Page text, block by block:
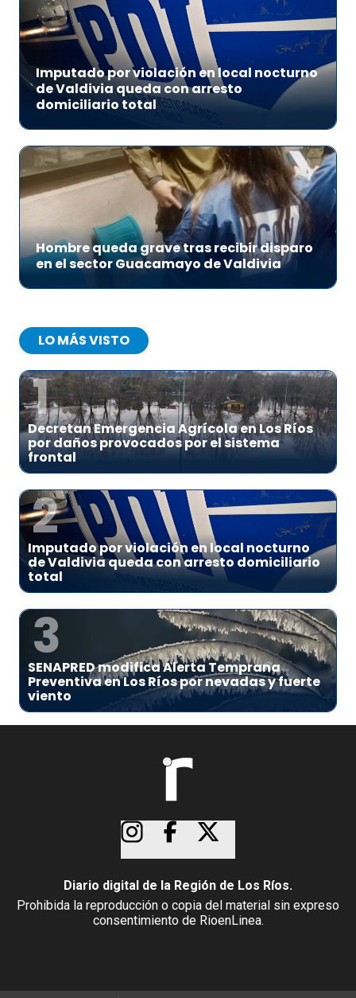
Imputado por violación en local nocturno
de Valdivia queda con arresto
domiciliario total
Hombre queda grave tras recibir disparo
en el sector Guacamayo de Valdivia
LO MÁS VISTO
1
Decretan Emergencia Agrícola en Los Ríos
por daños provocados por el sistema
frontal
2
Imputado por violación en local nocturno
de Valdivia queda con arresto domiciliario
total
3
SENAPRED modifica Alerta Temprana
Preventiva en Los Ríos por nevadas y fuerte
viento
Diario digital de la Región de Los Ríos.
Prohibida la reproducción o copia del material sin expreso
consentimiento de RioenLinea.